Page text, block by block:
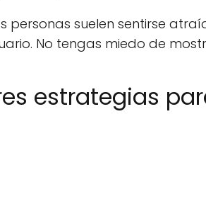
personas suelen sentirse
No tengas miedo de
estrategias